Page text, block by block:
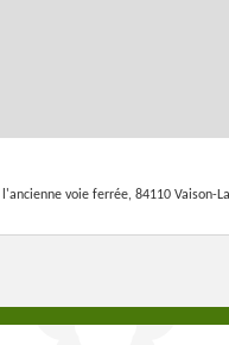
voie ferrée, 84110 Vaison-